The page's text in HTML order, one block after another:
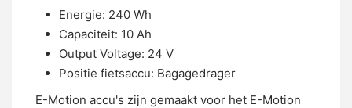
Energie: 240 Wh
Capaciteit: 10 Ah
Output Voltage: 24 V
Positie fietsaccu: Bagagedrager
E-Motion accu's zijn gemaakt voor het E-Motion